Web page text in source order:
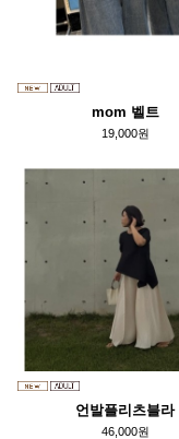
mom 벨트
19,000원
언발플리츠블라
46,000원